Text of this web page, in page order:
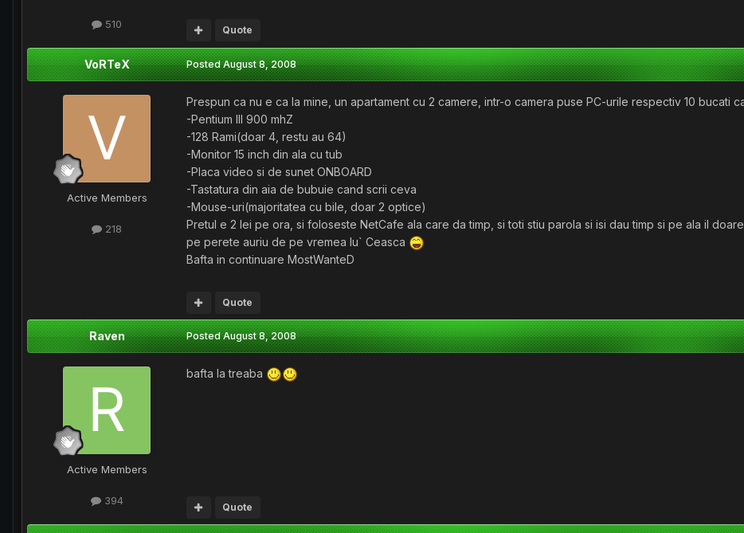
510
Quote
VoRTeX
Active Members
218
PostedAugust 8, 2008
Prespun ca nu e ca la mine, un apartament cu 2 camere, intr-o camera puse PC-urile respectiv 10 bucati
-Pentium III 900 mhZ
-128 Rami(doar 4, restu au 64)
-Monitor 15 inch din ala cu tub
-Placa video si de sunet ONBOARD
-Tastatura din aia de bubuie cand scrii ceva
-Mouse-uri(majoritatea cu bile, doar 2 optice)
Pretul e 2 lei pe ora, si foloseste NetCafe ala care da timp, si toti stiu parola si isi dau timp si pe ala il
pe perete auriu de pe vremea lu` Ceasca
Bafta in continuare MostWanteD
Quote
Raven
Active Members
394
PostedAugust 8, 2008
bafta la treaba
Quote